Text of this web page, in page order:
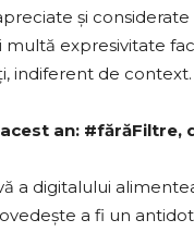
și
expresivitate
indiferent de context.
an: #fărăFiltre,
a digitalului
a fi un